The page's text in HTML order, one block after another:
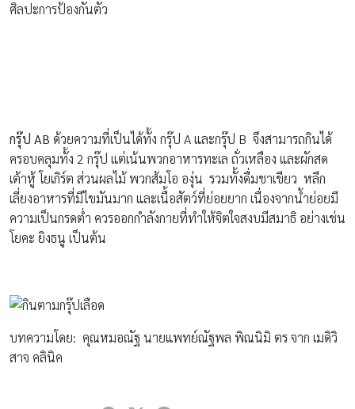
ศิลปะการป้องกันตัว
กรุ๊ป AB ด้วยความที่เป็นได้ทั้ง กรุ๊ป A และกรุ๊ป B จึงสามารถกินได้
ครอบคลุมทั้ง 2 กรุ๊ป แต่เน้นพวกอาหารทะเล ถั่วเหลือง และผักสด
เต้าหู้ โยเกิร์ต ส่วนผลไม้ พวกส้มโอ องุ่น รวมทั้งดื่มชาเขียว หลีก
เลี่ยงอาหารที่มีไขมันมาก และเนื้อสัตว์ที่ย่อยยาก เนื่องจากน้ำย่อยมี
ความเป็นกรดต่ำ ควรออกกำลังกายที่ทำให้จิตใจสงบมีสมาธิ อย่างเช่น
โยคะ ยิงธนู เป็นต้น
บทความโดย: คุณหมอณัฐ นายแพทย์ณัฐพล พิณนิมิ ตร จาก เมดิวิ
สาจ คลินิค